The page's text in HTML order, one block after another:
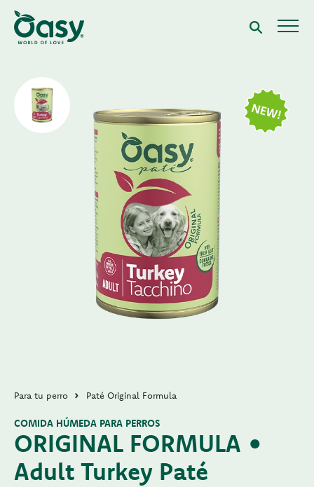
Para tu perro Paté Original Formula
ORIGINAL FORMULA •
Adult Turkey Paté
COMIDA HÚMEDA PARA PERROS